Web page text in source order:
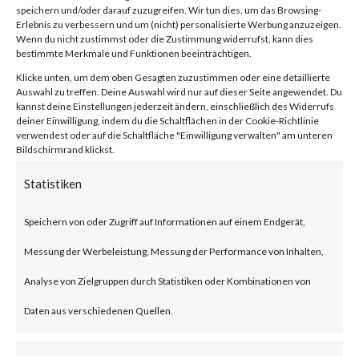
speichern und/oder darauf zuzugreifen. Wir tun dies, um das Browsing-
Erlebnis zu verbessern und um (nicht) personalisierte Werbung anzuzeigen.
Wenn du nicht zustimmst oder die Zustimmung widerrufst, kann dies
bestimmte Merkmale und Funktionen beeinträchtigen.
Klicke unten, um dem oben Gesagten zuzustimmen oder eine detaillierte
Auswahl zu treffen. Deine Auswahl wird nur auf dieser Seite angewendet. Du
kannst deine Einstellungen jederzeit ändern, einschließlich des Widerrufs
deiner Einwilligung, indem du die Schaltflächen in der Cookie-Richtlinie
verwendest oder auf die Schaltfläche "Einwilligung verwalten" am unteren
Bildschirmrand klickst.
Statistiken
Speichern von oder Zugriff auf Informationen auf einem Endgerät,
Messung der Werbeleistung, Messung der Performance von Inhalten,
Analyse von Zielgruppen durch Statistiken oder Kombinationen von
Daten aus verschiedenen Quellen.
von|9. Juni 2023|Unkategorisiert|0 Kommentare
Facebook 0
The Zyxel Networks is one of
the leading providers of
broadband networking solution